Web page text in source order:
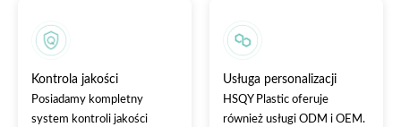
Kontrola jakości
Posiadamy kompletny
system kontroli jakości
Usługa personalizacji
HSQY Plastic oferuje
również usługi ODM i OEM.